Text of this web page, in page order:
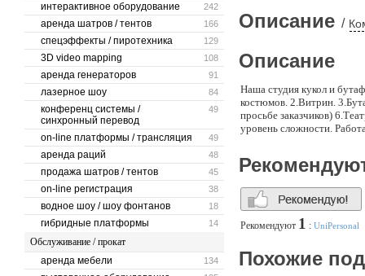
242
интерактивное оборудование
166
аренда шатров / тентов
129
спецэффекты / пиротехника
108
3D video mapping
91
аренда генераторов
84
лазерное шоу
49
конференц системы /
синхронный перевод
49
on-line платформы / трансляция
48
аренда раций
45
продажа шатров / тентов
38
on-line регистрация
18
водное шоу / шоу фонтанов
14
гибридные платформы
Обслуживание / прокат
134
аренда мебели
Описание /
Описание
Наша студия кукол и
костюмов. 2.Витрин.
просьбе заказчиков)
уровень сложности.
Рекомендуют 1 : UniPersonal
Похожие